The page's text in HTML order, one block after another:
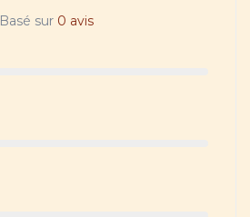
Basé sur 0 avis